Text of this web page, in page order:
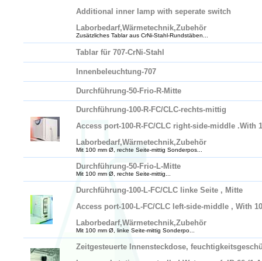
Additional inner lamp with seperate switch
Laborbedarf,Wärmetechnik,Zubehör
Zusätzliches Tablar aus CrNi-Stahl-Rundstäben...
Tablar für 707-CrNi-Stahl
Innenbeleuchtung-707
Durchführung-50-Frio-R-Mitte
Durchführung-100-R-FC/CLC-rechts-mittig
Access port-100-R-FC/CLC right-side-middle .With
Laborbedarf,Wärmetechnik,Zubehör
Mit 100 mm Ø, rechte Seite-mittig Sonderpos...
Durchführung-50-Frio-L-Mitte
Mit 100 mm Ø, rechte Seite-mittig...
Durchführung-100-L-FC/CLC linke Seite , Mitte
Access port-100-L-FC/CLC left-side-middle , With
Laborbedarf,Wärmetechnik,Zubehör
Mit 100 mm Ø, linke Seite-mittig Sonderpo...
Zeitgesteuerte Innensteckdose,